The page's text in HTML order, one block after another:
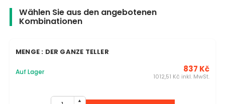
Wählen Sie aus den angebotenen
Kombinationen
MENGE : DER GANZE TELLER
Auf Lager 837 Kč
1012,51 Kč inkl. MwSt.